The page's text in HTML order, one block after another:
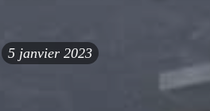
5 janvier 2023